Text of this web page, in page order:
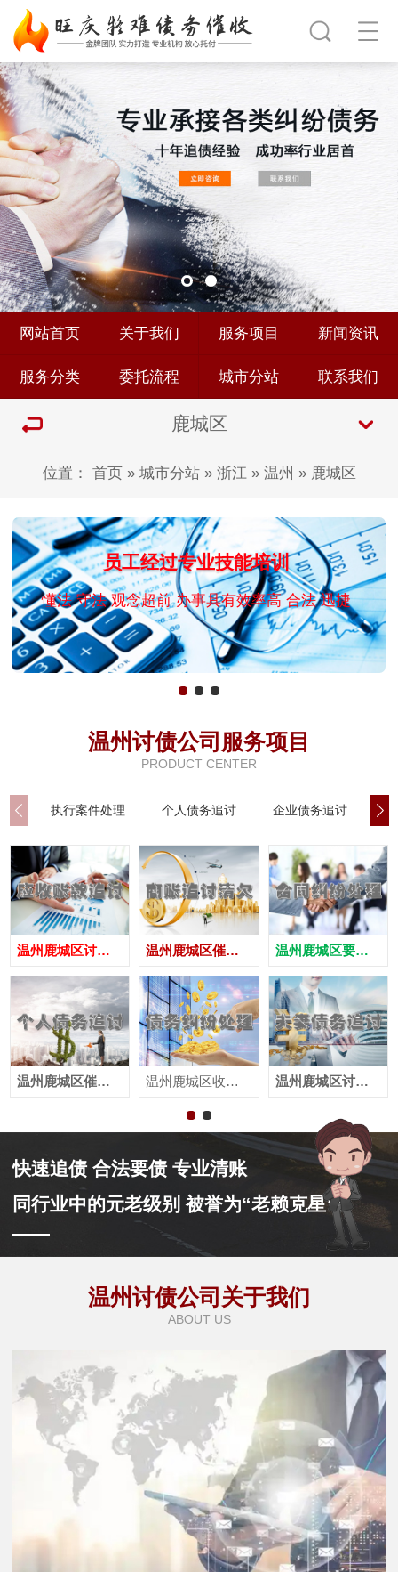
网站首页 关于我们 服务项目 新闻资讯
服务分类 委托流程 城市分站 联系我们
鹿城区
位置： 首页» 城市分站» 浙江» 温州 » 鹿城区
员工经过专业技能培训
懂法 守法 观念超前 办事具有效率高 合法 迅捷
温州讨债公司服务项目
PRODUCT CENTER
执行案件处理 个人债务追讨 企业债务追讨
温州鹿城区讨债公司
温州鹿城区催收公司
温州鹿城区催债公司
温州鹿城区收账公司
温州鹿城区要账公司
温州鹿城区讨账公司
快速追债 合法要债 专业清账
同行业中的元老级别 被誉为“老赖克星”
温州讨债公司关于我们
ABOUT US